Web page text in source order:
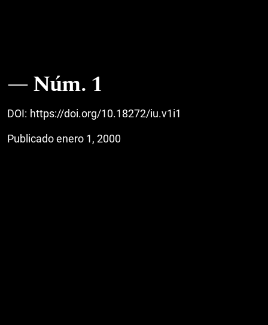
Núm. 1
DOI: https://doi.org/10.18272/iu.v1i1
Publicado enero 1, 2000